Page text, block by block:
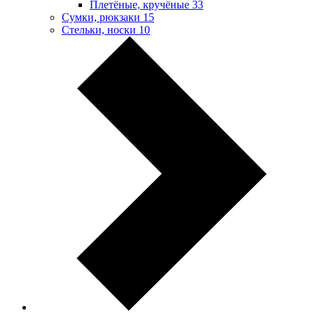
Плетёные, кручёные 33
Сумки, рюкзаки 15
Стельки, носки 10